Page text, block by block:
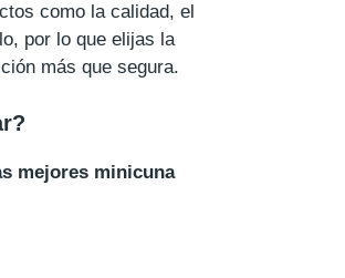
como la calidad, el
por lo que elijas la
más que segura.
mejores minicuna